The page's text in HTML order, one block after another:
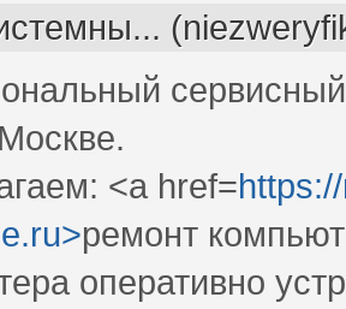
<a href=
ремонт
оперативно